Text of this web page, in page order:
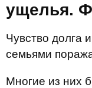
ущелья.
Чувство долга
семьями
Многие из них